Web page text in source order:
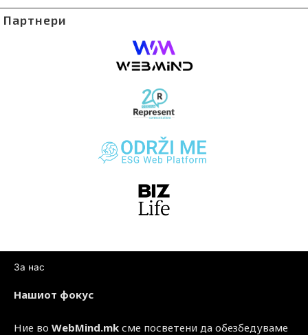
Партнери
За нас
Нашиот фокус
Ние во WebMind.mk сме посветени да обезбедуваме